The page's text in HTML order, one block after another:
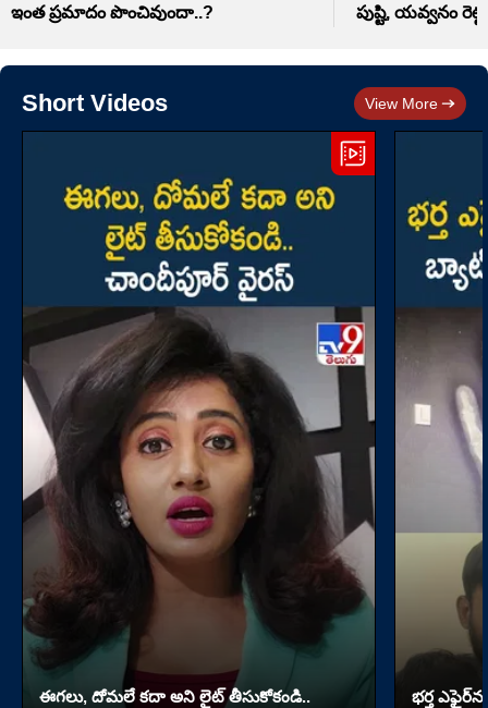
ఇంత ప్రమాదం పొంచివుందా..? పుష్టి, యవ్వనం
Short Videos View More
ఈగలు, దోమలే కదా అని లైట్ తీసుకోకండి..
భర్త